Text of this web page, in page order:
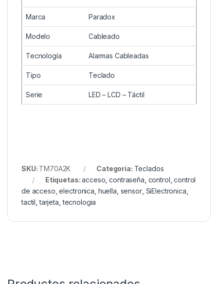
Marca Paradox
Modelo Cableado
Tecnología Alarmas Cableadas
Tipo Teclado
Serie LED – LCD – Táctil
SKU: TM70A2K Categoría: Teclados
Etiquetas:acceso ,contraseña control ,control
de acceso ,electronica huella sensor, SiElectronica
tactil ,tarjeta ,tecnologia